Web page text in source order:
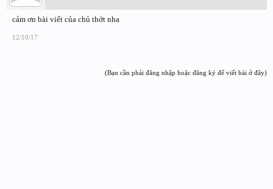
cảm ơn bài viết của chủ thớt nha
12/10/17
(Bạn cần phải đăng nhập hoặc đăng ký để viết bài ở đây)